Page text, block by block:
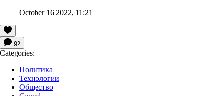
October 16 2022, 11:21
92
Categories:
Политика
Технологии
Общество